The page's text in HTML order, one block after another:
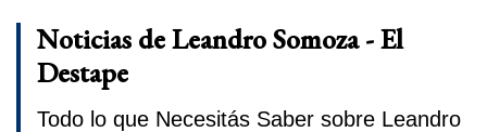
Noticias de Leandro Somoza - El
Destape
Todo lo que Necesitás Saber sobre Leandro